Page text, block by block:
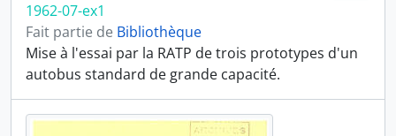
1962-07-ex1
Fait partie de Bibliothèque
Mise à l'essai par la RATP de trois prototypes d'un
autobus standard de grande capacité.